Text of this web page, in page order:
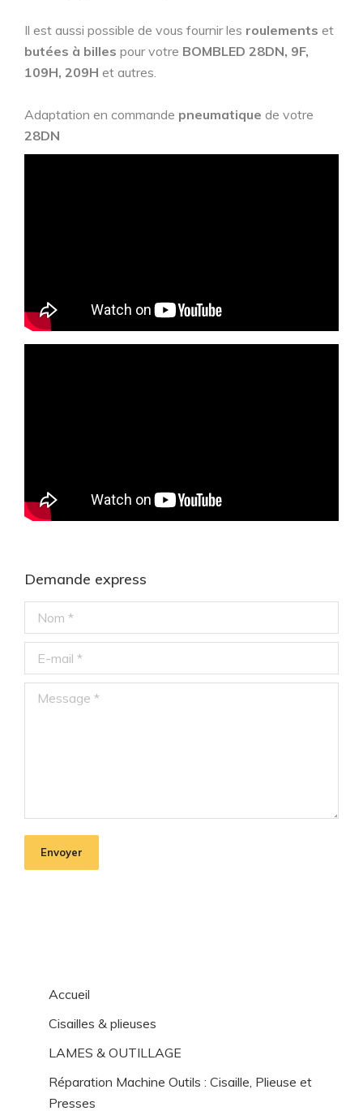
Il est aussi possible de vous fournir les roulements et
butées à billes pour votre BOMBLED 28DN, 9F,
109H, 209H et autres.
Adaptation en commande pneumatique de votre
28DN
Demande express
Nom *
E-mail *
Message *
Envoyer
Accueil
Cisailles & plieuses
LAMES & OUTILLAGE
Réparation Machine Outils : Cisaille, Plieuse et
Presses